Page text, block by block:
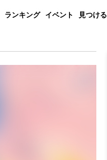
ランキング イベント 見つける